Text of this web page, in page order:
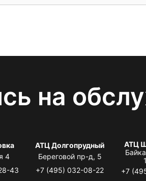
на
4
43
АТЦ Долгопрудный
Береговой пр-д, 5
+7 (495) 032-08-22
АТЦ
+7